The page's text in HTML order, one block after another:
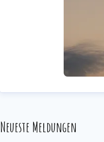
Neueste Meldungen